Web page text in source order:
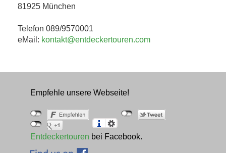
81925 München
Telefon 089/9570001
eMail: kontakt@entdeckertouren.com
Empfehle unsere Webseite!
Entdeckertouren bei Facebook.